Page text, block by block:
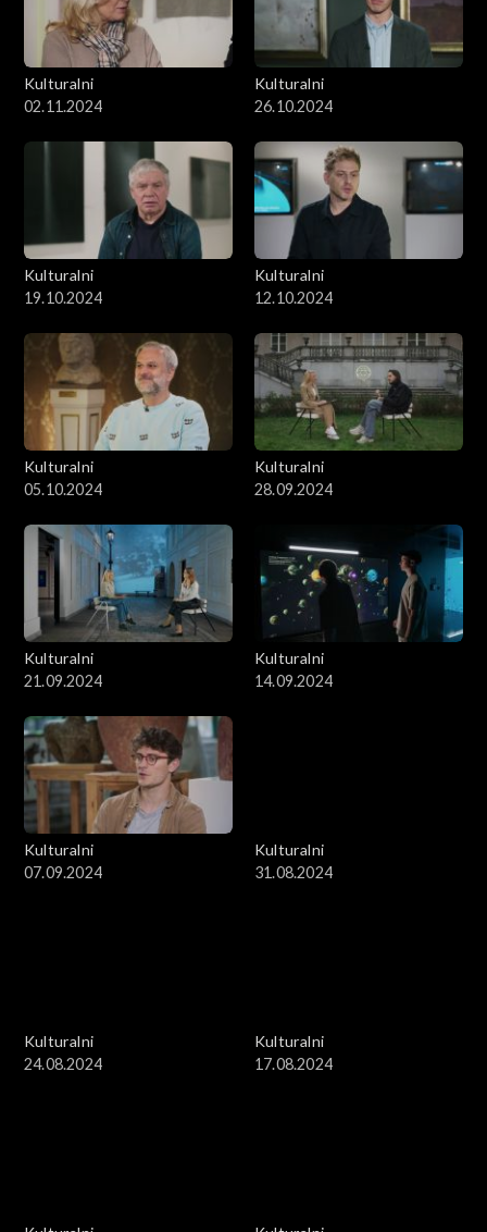
Kulturalni
02.11.2024
Kulturalni
26.10.2024
Kulturalni
19.10.2024
Kulturalni
12.10.2024
Kulturalni
05.10.2024
Kulturalni
28.09.2024
Kulturalni
21.09.2024
Kulturalni
14.09.2024
Kulturalni
07.09.2024
Kulturalni
31.08.2024
Kulturalni
24.08.2024
Kulturalni
17.08.2024